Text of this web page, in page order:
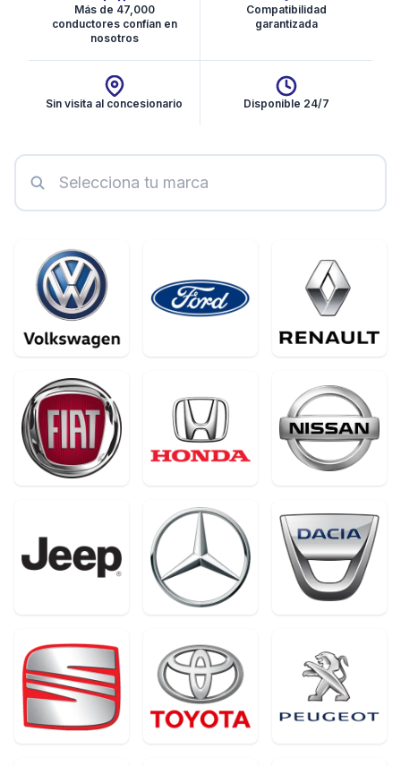
Más de 47,000
conductores confían en
nosotros
Compatibilidad
garantizada
Sin visita al concesionario Disponible 24/7